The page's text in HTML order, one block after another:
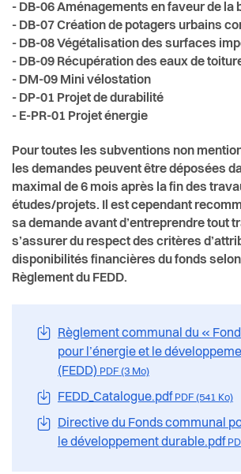
- DB-06 Aménagements en faveur de la
- DB-07 Création de potagers urbains
- DB-08 Végétalisation des surfaces
- DB-09 Récupération des eaux de
- DM-09 Mini vélostation
- DP-01 Projet de durabilité
- E-PR-01 Projet énergie
Pour toutes les subventions non
les demandes peuvent être déposées
maximal de 6 mois après la fin des
études/projets. Il est cependant
sa demande avant d’entreprendre tout
s’assurer du respect des critères
disponibilités financières du fonds selon
Règlement du FEDD.
Règlement communal du «
pour l’énergie et le
(FEDD) PDF (3 Mo)
FEDD_Catalogue.pdf PDF (541 Ko)
Directive du Fonds communal
le développement durable.pdf